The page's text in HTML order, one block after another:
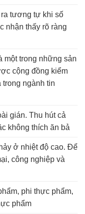
tương tự khi số
nhận thấy rõ ràng
một trong những sản
cộng đồng kiểm
trong ngành tin
gián. Thu hút cả
không thích ăn bả
ở nhiệt độ cao. Để
công nghiệp và
phi thực phẩm,
phẩm